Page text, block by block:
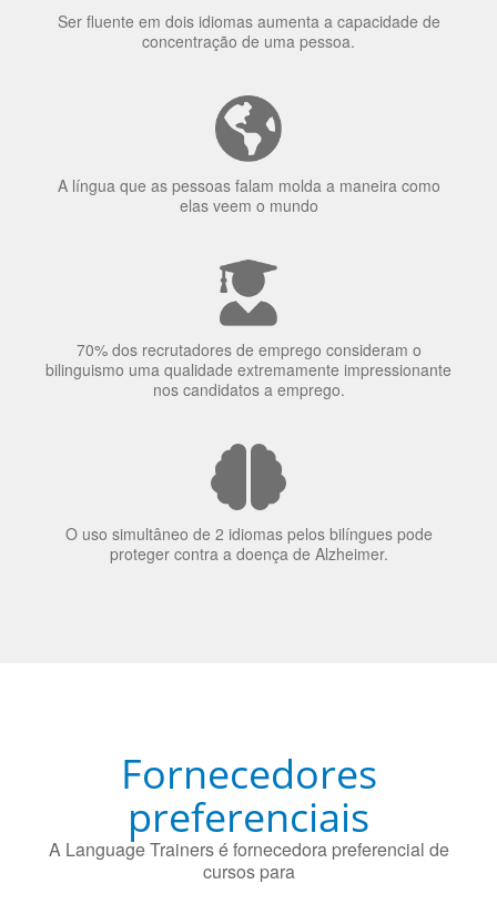
Ser fluente em dois idiomas aumenta a capacidade de
concentração de uma pessoa.
A língua que as pessoas falam molda a maneira como
elas veem o mundo
70% dos recrutadores de emprego consideram o
bilinguismo uma qualidade extremamente impressionante
nos candidatos a emprego.
Fornecedores